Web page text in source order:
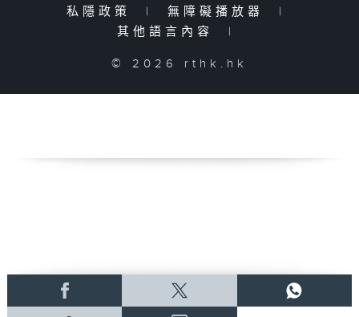
私隱政策
| 無障礙播放器
|
其他語言內容
|
© 2026 rthk.hk